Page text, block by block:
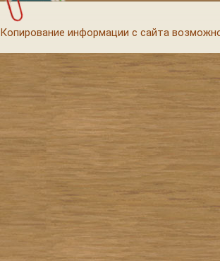
Копирование информации с сайта